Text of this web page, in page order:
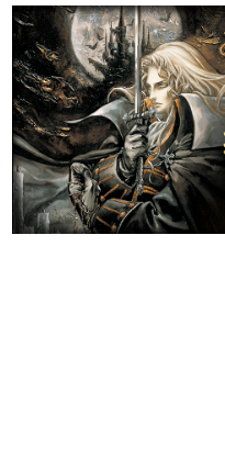
ゲームに多大な
日本のコンテン
画です。
日本モバイ
日本のモバイル
ルを網羅するほ
解説を掲載。約
若ゲのいたり
『うつヌケ』『
一先生によるゲ